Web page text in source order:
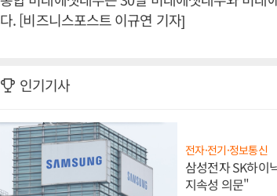
다. [비즈니스포스트 이규연 기자]
인기기사
전자·전기·정보통신
삼성전자 SK하이
지속성 의문"